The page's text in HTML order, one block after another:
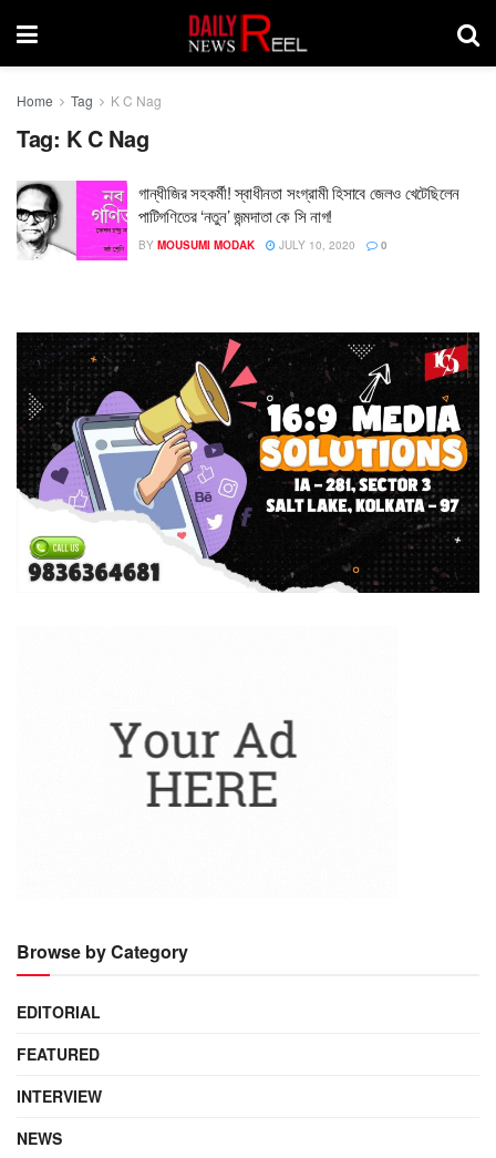
Home Tag K C Nag
Tag: K C Nag
গান্ধীজির সহকর্মী! স্বাধীনতা সংগ্রামী হিসাবে জেলও খেটেছিলেন
পাটিগণিতের ‘নতুন’ জন্মদাতা কে সি নাগ!
BY MOUSUMI MODAK JULY 10, 2020 0
Browse by Category
EDITORIAL
FEATURED
INTERVIEW
NEWS